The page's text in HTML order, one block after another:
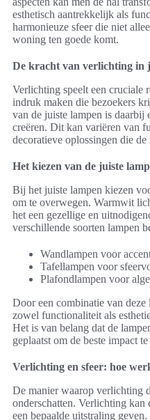
esthetisch aantrekkelijk als
harmonieuze sfeer die niet
woning ten goede komt.
De kracht van verlichting in
Verlichting speelt een cruciale
indruk maken die bezoekers
van de juiste lampen is daarbij
creëren. Dit kan variëren van
decoratieve oplossingen die
Het kiezen van de juiste
Bij het juiste lampen kiezen
om te overwegen. Warmwit
het een gezellige en
verschillende soorten lampen
Wandlampen voor
Tafellampen voor
Plafondlampen voor
Door een combinatie van
zowel functionaliteit als
Het is van belang dat de
geplaatst om de beste impact te
Verlichting en sfeer: hoe
De manier waarop verlichting
onderschatten. Verlichting kan
een bepaalde uitstraling